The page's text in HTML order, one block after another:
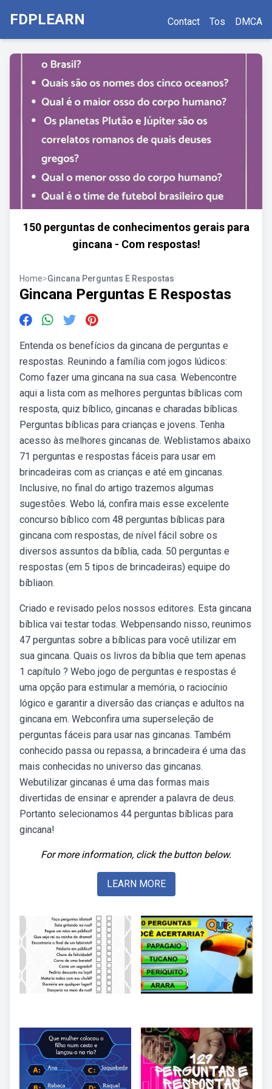
FDPLEARN Contact Tos DMCA
150 perguntas de conhecimentos gerais para
gincana - Com respostas!
Home>Gincana Perguntas E Respostas
Gincana Perguntas E Respostas
Entenda os benefícios da gincana de perguntas e
respostas. Reunindo a família com jogos lúdicos:
Como fazer uma gincana na sua casa. Webencontre
aqui a lista com as melhores perguntas bíblicas com
resposta, quiz bíblico, gincanas e charadas bíblicas.
Perguntas bíblicas para crianças e jovens. Tenha
acesso às melhores gincanas de. Weblistamos abaixo
71 perguntas e respostas fáceis para usar em
brincadeiras com as crianças e até em gincanas.
Inclusive, no final do artigo trazemos algumas
sugestões. Webo lá, confira mais esse excelente
concurso bíblico com 48 perguntas bíblicas para
gincana com respostas, de nível fácil sobre os
diversos assuntos da bíblia, cada. 50 perguntas e
respostas (em 5 tipos de brincadeiras) equipe do
bíbliaon.
Criado e revisado pelos nossos editores. Esta gincana
bíblica vai testar todas. Webpensando nisso, reunimos
47 perguntas sobre a bíblicas para você utilizar em
sua gincana. Quais os livros da bíblia que tem apenas
1 capítulo ? Webo jogo de perguntas e respostas é
uma opção para estimular a memória, o raciocínio
lógico e garantir a diversão das crianças e adultos na
gincana em. Webconfira uma superseleção de
perguntas fáceis para usar nas gincanas. Também
conhecido passa ou repassa, a brincadeira é uma das
mais conhecidas no universo das gincanas.
Webutilizar gincanas é uma das formas mais
divertidas de ensinar e aprender a palavra de deus.
Portanto selecionamos 44 perguntas bíblicas para
gincana!
For more information, click the button below.
LEARN MORE